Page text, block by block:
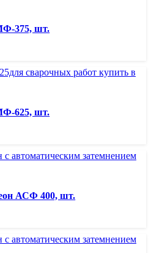
375, шт.
625, шт.
АСФ 400, шт.